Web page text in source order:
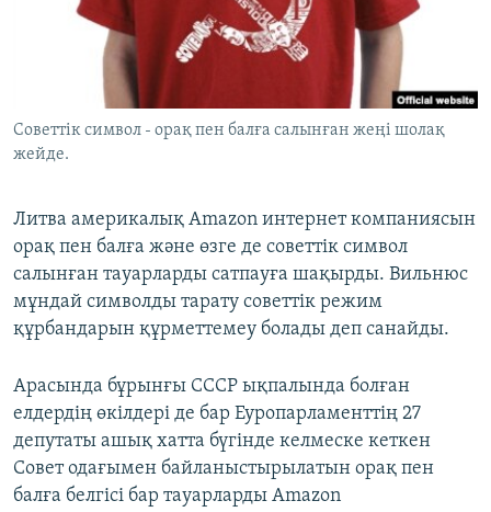
ЖАЗЫЛЫҢЫЗ
Басқа тілдерде
Советтік символ - орақ пен балға салынған жеңі шолақ
жейде.
Литва америкалық Amazon интернет компаниясын
орақ пен балға және өзге де советтік символ
салынған тауарларды сатпауға шақырды. Вильнюс
мұндай символды тарату советтік режим
құрбандарын құрметтемеу болады деп санайды.
Арасында бұрынғы СССР ықпалында болған
елдердің өкілдері де бар Еуропарламенттің 27
депутаты ашық хатта бүгінде келмеске кеткен
Совет одағымен байланыстырылатын орақ пен
балға белгісі бар тауарларды Amazon